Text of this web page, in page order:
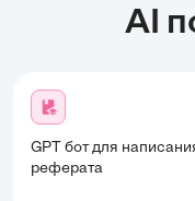
AI
GPT бот для
реферата